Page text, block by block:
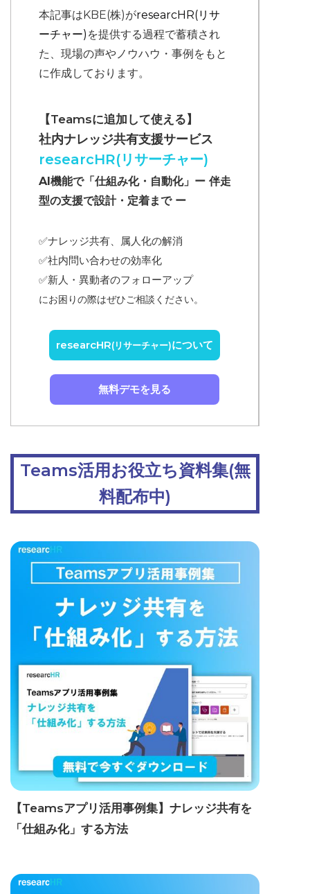
本記事はKBE(株)がresearcHR(リサ
ーチャー) を提供する過程で蓄積され
た、現場の声やノウハウ・事例をもと
に作成しております。
【Teamsに追加して使える】
社内ナレッジ共有支援サービス
researcHR(リサーチャー)
AI機能で「仕組み化・自動化」ー 伴走
型の支援で設計・定着まで ー
✅ナレッジ共有、属人化の解消
✅社内問い合わせの効率化
✅新人・異動者のフォローアップ
にお困りの際はぜひご相談ください。
researcHR(リサーチャー)について
無料デモを見る
Teams活用お役立ち資料集(無
料配布中)
【Teamsアプリ活用事例集】ナレッジ共有を
「仕組み化」する方法